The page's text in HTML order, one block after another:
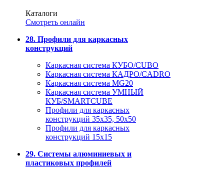
Каталоги
Смотреть онлайн
28. Профили для каркасных
конструкций
Каркасная система КУБО/CUBO
Каркасная система КАДРО/CADRO
Каркасная система MG20
Каркасная система УМНЫЙ
КУБ/SMARTCUBE
Профили для каркасных
конструкций 35x35, 50x50
Профили для каркасных
конструкций 15х15
29. Системы алюминиевых и
пластиковых профилей